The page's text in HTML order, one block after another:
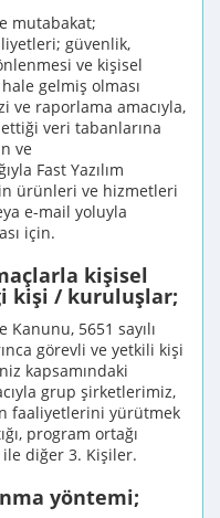
mutabakat;
güvenlik,
ve kişisel
gelmiş olması
ve raporlama amacıyla,
ettiği veri tabanlarına
ve
Fast Yazılım
ürünleri ve hizmetleri
e-mail yoluyla
için.
kişisel
kişi / kuruluşlar;
Kanunu, 5651 sayılı
görevli ve yetkili kişi
kapsamındaki
grup şirketlerimiz,
faaliyetlerini yürütmek
program ortağı
diğer 3. Kişiler.
yöntemi;